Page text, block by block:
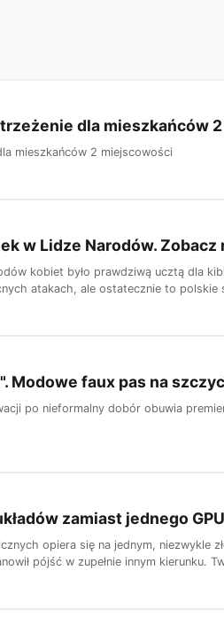
dla mieszkańców
mieszkańców 2 miejscowości
w Lidze Narodów.
kobiet było prawdziwą ucztą dla
atakach, ale ostatecznie to polskie
Modowe faux pas na
po nieformalny dobór obuwia
zamiast jednego
opiera się na jednym, niezwykle
pójść w zupełnie innym kierunku.